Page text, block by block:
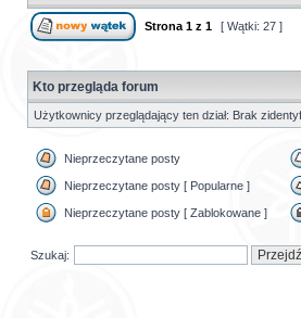
Strona 1 z 1 [ Wątki: 27 ]
Kto przegląda forum
Użytkownicy przeglądający ten dział: Brak
Nieprzeczytane posty
Nieprzeczytane posty [ Popularne ]
Nieprzeczytane posty [ Zablokowane ]
Szukaj: